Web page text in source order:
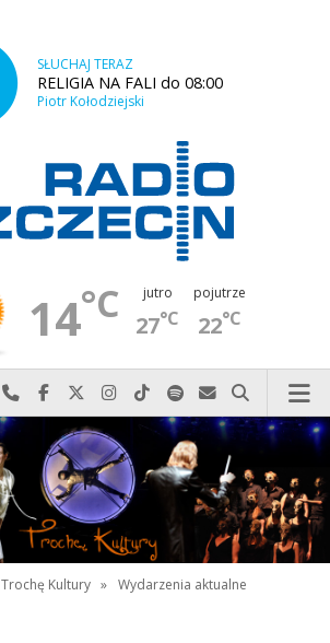
SŁUCHAJ TERAZ
RELIGIA NA FALI do 08:00
Piotr Kołodziejski
14°C jutro
27°C
pojutrze
22°C
Najlepiej po prostu do nas zadzwoń
Odwiedź nas na Facebook-u
Odwiedź nas na X
Odwiedź nas na Instagram-ie
Odwiedź nas na TikTok-u
Szukaj nas na Spotify
Wyślij do nas
Szukaj
Trochę Kultury » Wydarzenia aktualne